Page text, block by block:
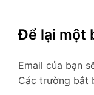
Để lại một
Email của bạn
Các trường bắt